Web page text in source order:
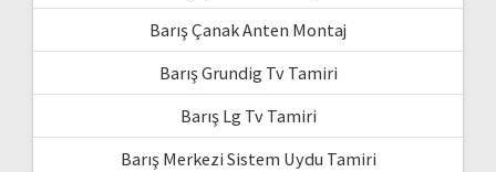
Barış Çanak Anten Montaj
Barış Grundig Tv Tamiri
Barış Lg Tv Tamiri
Barış Merkezi Sistem Uydu Tamiri